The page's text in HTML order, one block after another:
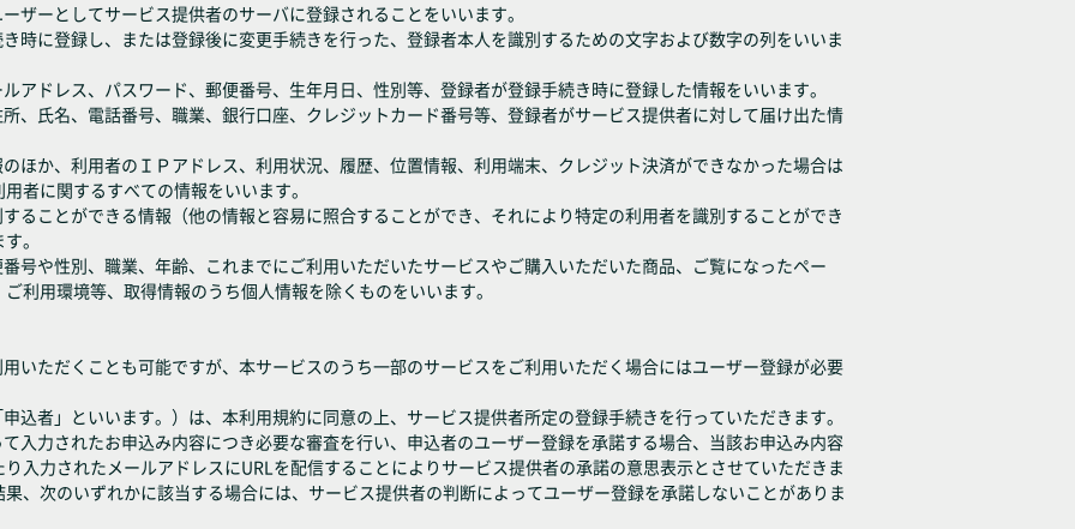
ザーとしてサービス提供者のサーバに登録されることをいいます。
時に登録し、または登録後に変更手続きを行った、登録者本人を識別するための文字および数字の列をいいま
アドレス、パスワード、郵便番号、生年月日、性別等、登録者が登録手続き時に登録した情報をいいます。
、氏名、電話番号、職業、銀行口座、クレジットカード番号等、登録者がサービス提供者に対して届け出た情
ほか、利用者のＩＰアドレス、利用状況、履歴、位置情報、利用端末、クレジット決済ができなかった場合は
者に関するすべての情報をいいます。
ることができる情報（他の情報と容易に照合することができ、それにより特定の利用者を識別することができ
。
号や性別、職業、年齢、これまでにご利用いただいたサービスやご購入いただいた商品、ご覧になったペー
利用環境等、取得情報のうち個人情報を除くものをいいます。
いただくことも可能ですが、本サービスのうち一部のサービスをご利用いただく場合にはユーザー登録が必要
込者」といいます。）は、本利用規約に同意の上、サービス提供者所定の登録手続きを行っていただきます。
入力されたお申込み内容につき必要な審査を行い、申込者のユーザー登録を承諾する場合、当該お申込み内容
入力されたメールアドレスにURLを配信することによりサービス提供者の承諾の意思表示とさせていただきま
、次のいずれかに該当する場合には、サービス提供者の判断によってユーザー登録を承諾しないことがありま